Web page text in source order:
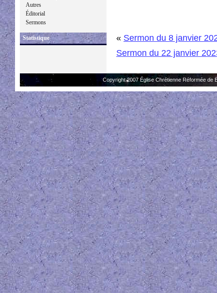
Autres
Éditorial
Sermons
Statistique « Sermon du 8 janvier
Sermon du 22 janvier
Copyright 2007 Église Chrétienne Réformée de